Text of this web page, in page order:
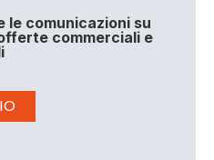
le comunicazioni su
commerciali e